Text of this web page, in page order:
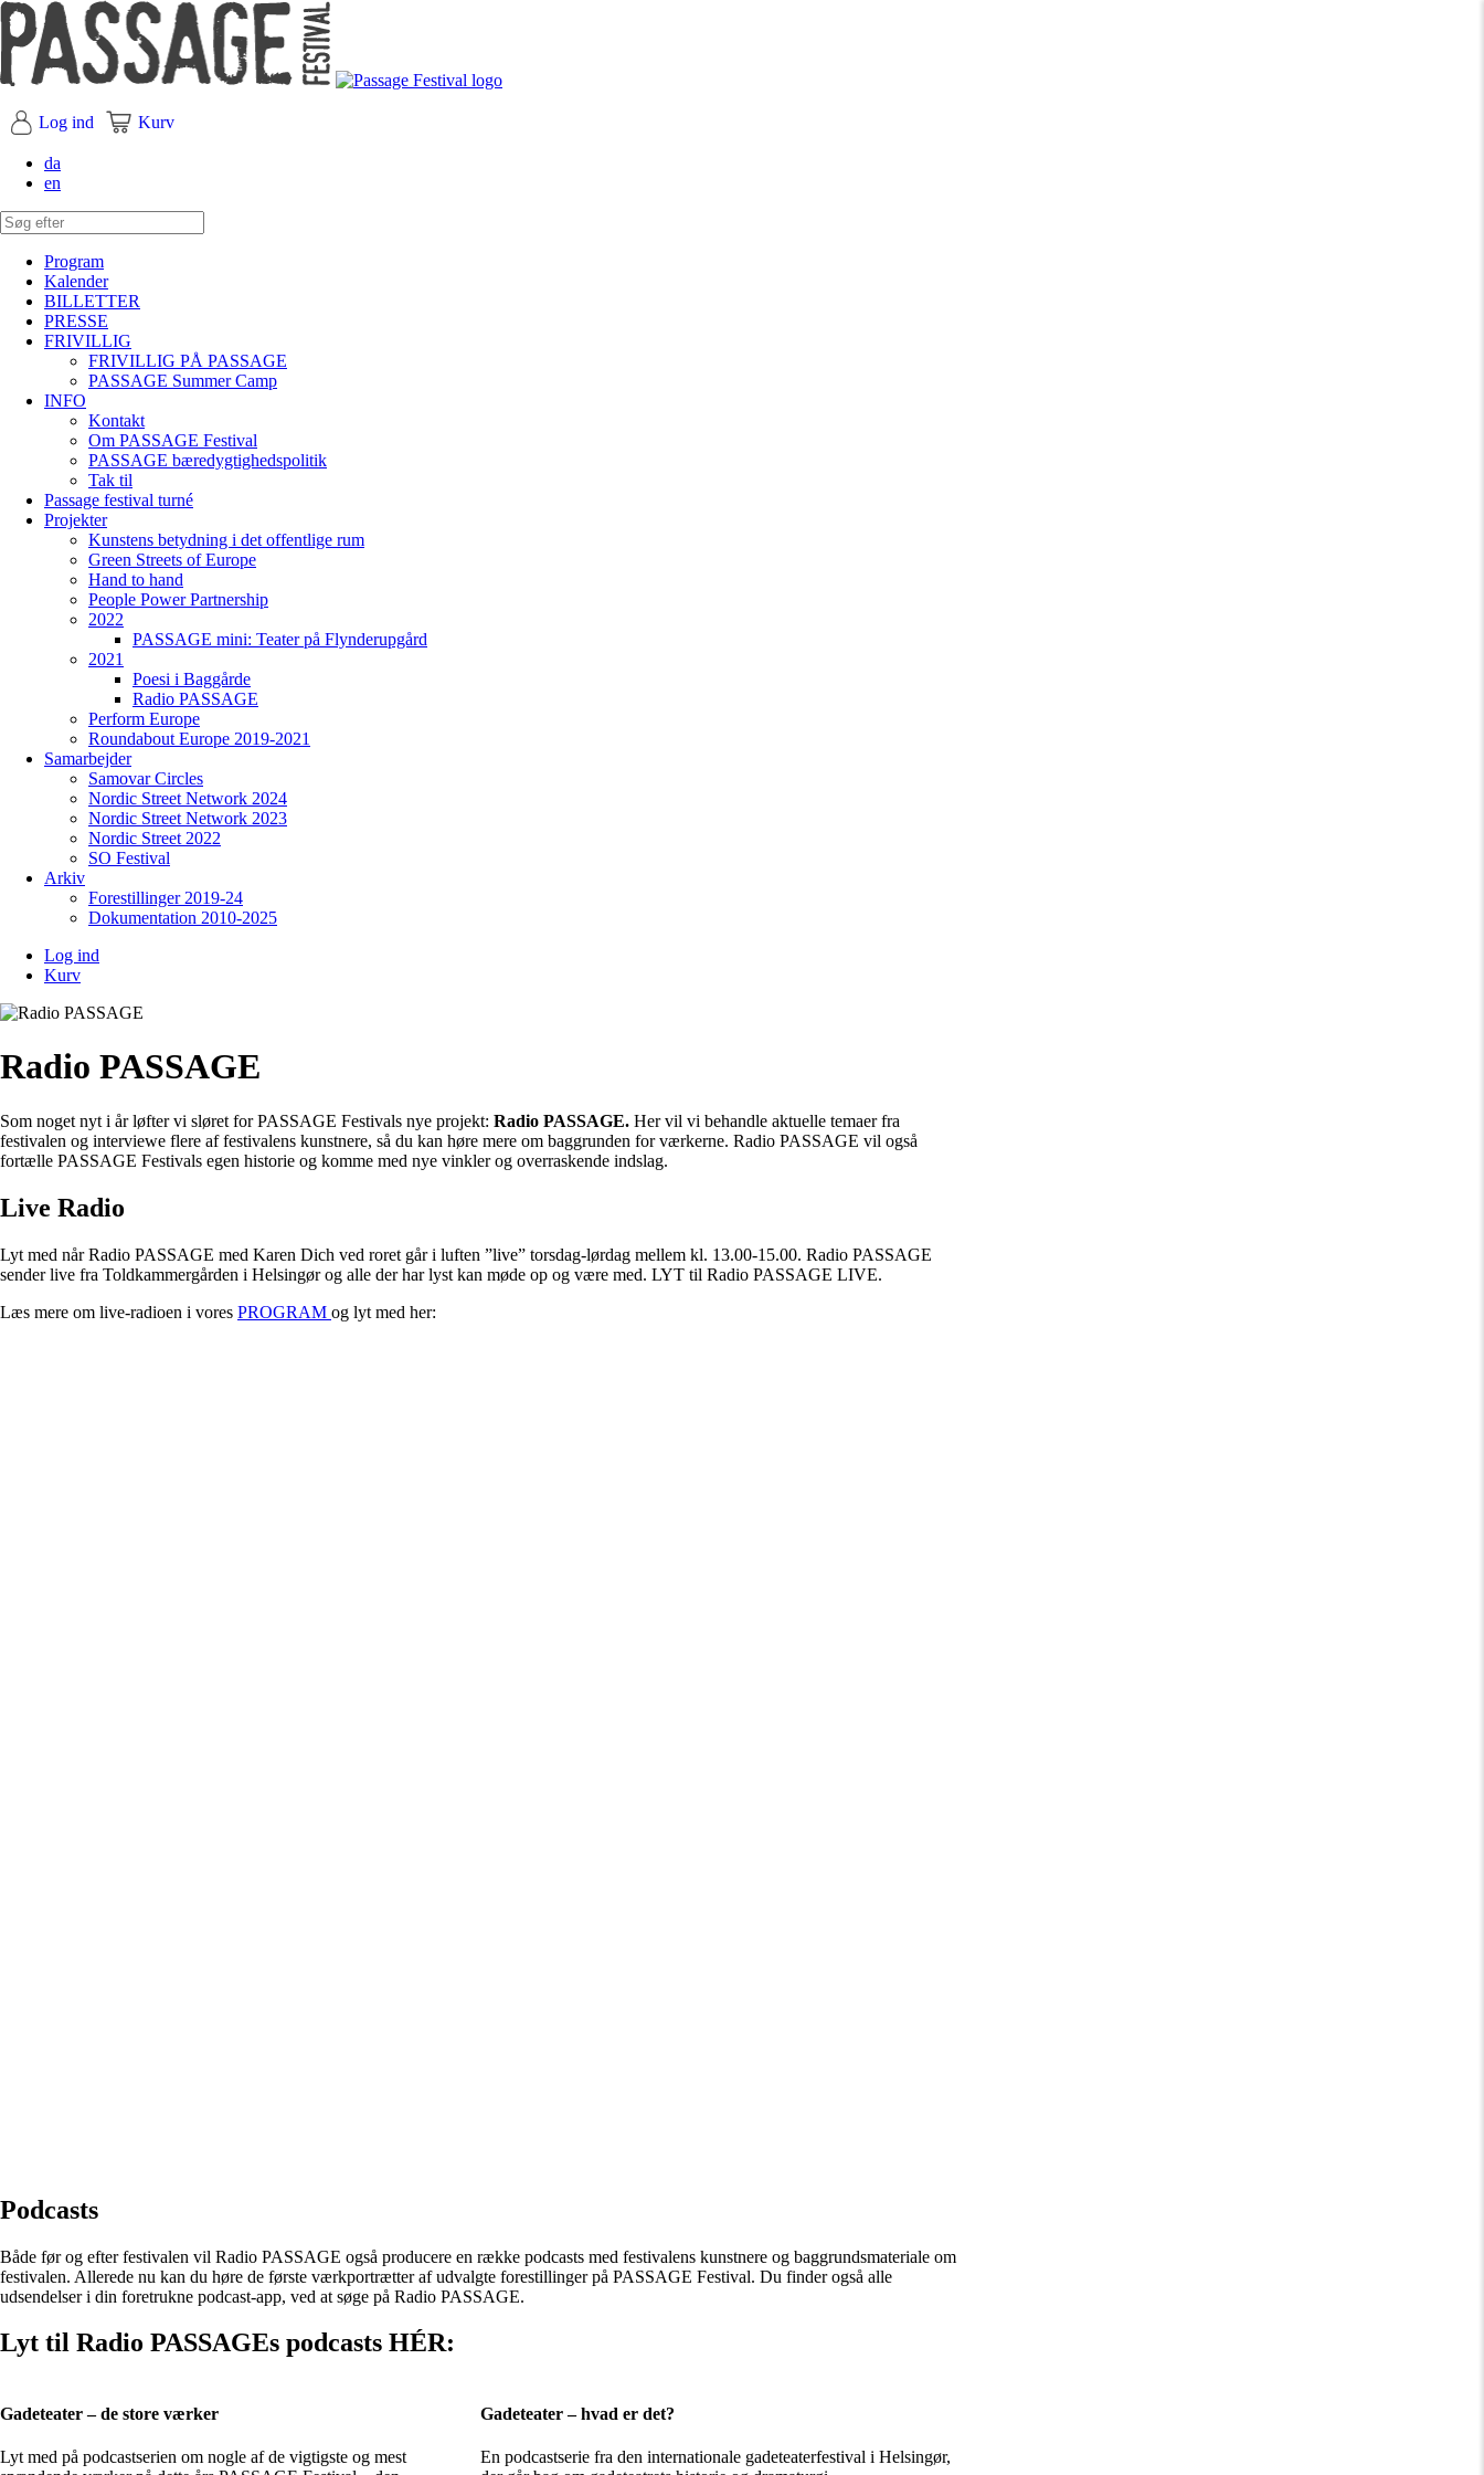
Log ind Kurv
da
en
Program
Kalender
BILLETTER
PRESSE
FRIVILLIG
FRIVILLIG PÅ PASSAGE
PASSAGE Summer Camp
INFO
Kontakt
Om PASSAGE Festival
PASSAGE bæredygtighedspolitik
Tak til
Passage festival turné
Projekter
Kunstens betydning i det offentlige rum
Green Streets of Europe
Hand to hand
People Power Partnership
2022
PASSAGE mini: Teater på Flynderupgård
2021
Poesi i Baggårde
Radio PASSAGE
Perform Europe
Roundabout Europe 2019-2021
Samarbejder
Samovar Circles
Nordic Street Network 2024
Nordic Street Network 2023
Nordic Street 2022
SO Festival
Arkiv
Forestillinger 2019-24
Dokumentation 2010-2025
Log ind
Kurv
Radio PASSAGE
Som noget nyt i år løfter vi sløret for PASSAGE Festivals nye projekt: Radio PASSAGE. Her vil vi behandle aktuelle temaer fra
festivalen og interviewe flere af festivalens kunstnere, så du kan høre mere om baggrunden for værkerne. Radio PASSAGE vil også
fortælle PASSAGE Festivals egen historie og komme med nye vinkler og overraskende indslag.
Live Radio
Lyt med når Radio PASSAGE med Karen Dich ved roret går i luften ”live” torsdag-lørdag mellem kl. 13.00-15.00. Radio PASSAGE
sender live fra Toldkammergården i Helsingør og alle der har lyst kan møde op og være med. LYT til Radio PASSAGE LIVE.
Læs mere om live-radioen i vores PROGRAM og lyt med her:
Podcasts
Både før og efter festivalen vil Radio PASSAGE også producere en række podcasts med festivalens kunstnere og baggrundsmateriale om
festivalen. Allerede nu kan du høre de første værkportrætter af udvalgte forestillinger på PASSAGE Festival. Du finder også alle
udsendelser i din foretrukne podcast-app, ved at søge på Radio PASSAGE.
Lyt til Radio PASSAGEs podcasts HÉR:
Gadeteater – de store værker
Lyt med på podcastserien om nogle af de vigtigste og mest
Gadeteater – hvad er det?
En podcastserie fra den internationale gadeteaterfestival i Helsingør,